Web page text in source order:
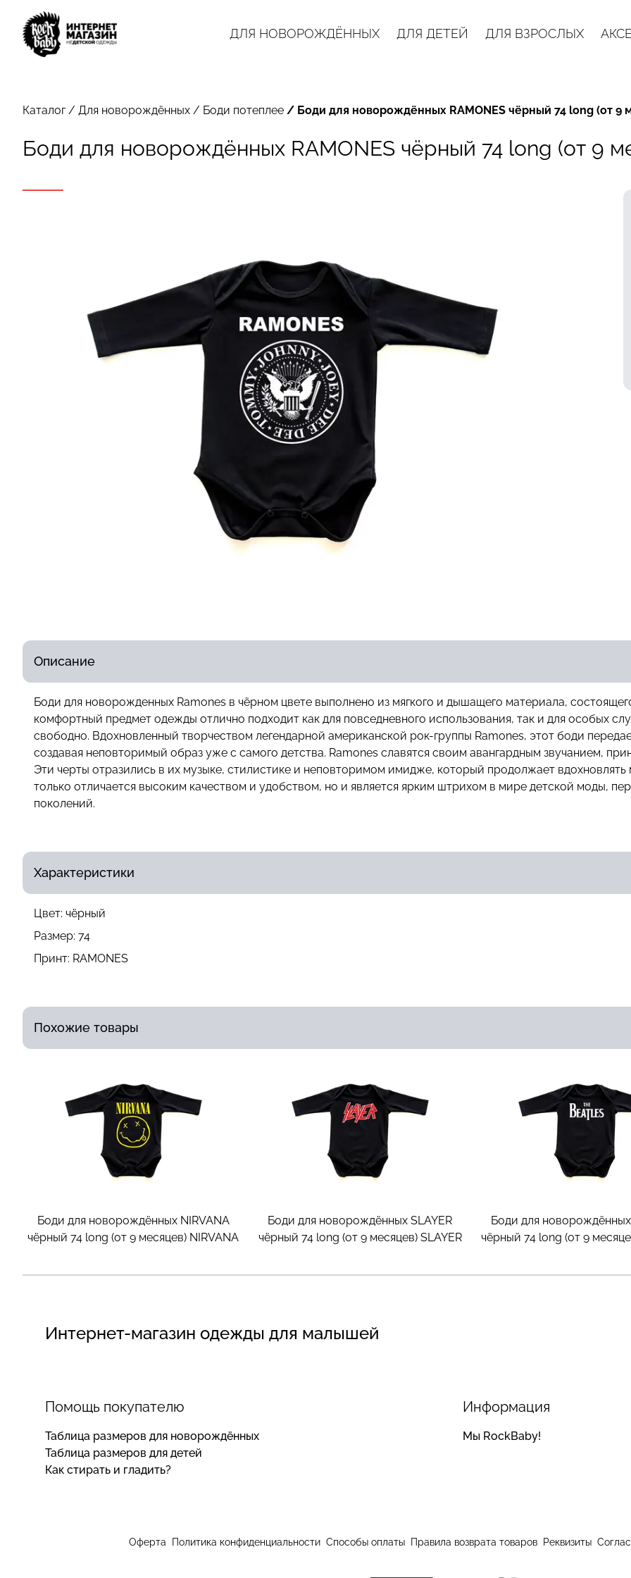
ДЛЯ НОВОРОЖДЁННЫХ ДЛЯ ДЕТЕЙ ДЛЯ ВЗРОСЛЫХ
Каталог/ Для новорождённых / Боди потеплее / Боди для новорождённых RAMONES чёрный 74 long (от 9
Боди для новорождённых RAMONES чёрный 74 long (от 9
Описание
Боди для новорожденных Ramones в чёрном цвете выполнено из мягкого и дышащего материала,
комфортный предмет одежды отлично подходит как для повседневного использования, так и для особых
свободно. Вдохновленный творчеством легендарной американской рок-группы Ramones, этот боди
создавая неповторимый образ уже с самого детства. Ramones славятся своим авангардным звучанием,
Эти черты отразились в их музыке, стилистике и неповторимом имидже, который продолжает
только отличается высоким качеством и удобством, но и является ярким штрихом в мире детской моды,
поколений.
Характеристики
Цвет: чёрный
Размер: 74
Принт: RAMONES
Похожие товары
Боди для новорождённых NIRVANA
чёрный 74 long (от 9 месяцев) NIRVANA
Боди для новорождённых SLAYER
чёрный 74 long (от 9 месяцев) SLAYER
Боди для новорождённых
чёрный 74 long (от 9
Интернет-магазин одежды для малышей
Помощь покупателю
Таблица размеров для новорождённых
Таблица размеров для детей
Как стирать и гладить?
Информация
Мы RockBaby!
Оферта Политика конфиденциальности Способы оплаты Правила возврата товаров Реквизиты